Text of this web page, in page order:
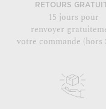
RETOURS
15 jours pour
renvoyer
votre commande (hors